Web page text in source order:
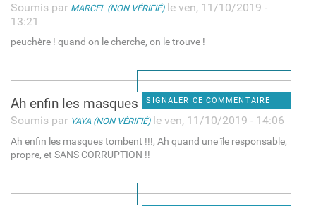
Soumis par MARCEL (NON VÉRIFIÉ)le ven, 11/10/2019 -
13:21
peuchère ! quand on le cherche, on le trouve !
SIGNALER CE COMMENTAIRE
Ah enfin les masques tombent
Soumis par YAYA (NON VÉRIFIÉ)le ven, 11/10/2019 - 14:06
Ah enfin les masques tombent !!!, Ah quand une île responsable,
propre, et SANS CORRUPTION !!